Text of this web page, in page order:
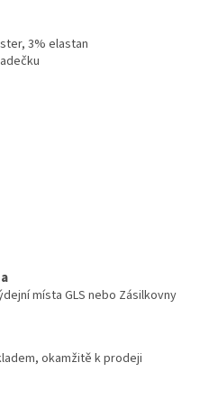
3% elastan
místa GLS nebo Zásilkovny
okamžitě k prodeji